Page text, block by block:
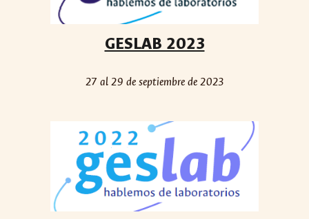
GESLAB 2023
27 al 29 de septiembre de 2023